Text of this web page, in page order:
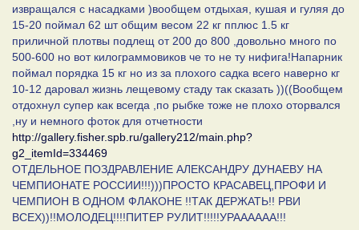
извращался с насадками )вообщем отдыхая, кушая и гуляя до
15-20 поймал 62 шт общим весом 22 кг пплюс 1.5 кг
приличной плотвы подлещ от 200 до 800 ,довольно много по
500-600 но вот килограммовиков че то не ту нифига!Напарник
поймал порядка 15 кг но из за плохого садка всего наверно кг
10-12 даровал жизнь лещевому стаду так сказать ))((Вообщем
отдохнул супер как всегда ,по рыбке тоже не плохо оторвался
,ну и немного фоток для отчетности
http://gallery.fisher.spb.ru/gallery212/main.php?
g2_itemId=334469
ОТДЕЛЬНОЕ ПОЗДРАВЛЕНИЕ АЛЕКСАНДРУ ДУНАЕВУ НА
ЧЕМПИОНАТЕ РОССИИ!!!)))ПРОСТО КРАСАВЕЦ,ПРОФИ И
ЧЕМПИОН В ОДНОМ ФЛАКОНЕ !!ТАК ДЕРЖАТЬ!! РВИ
ВСЕХ))!!МОЛОДЕЦ!!!!ПИТЕР РУЛИТ!!!!!УРАААААА!!!